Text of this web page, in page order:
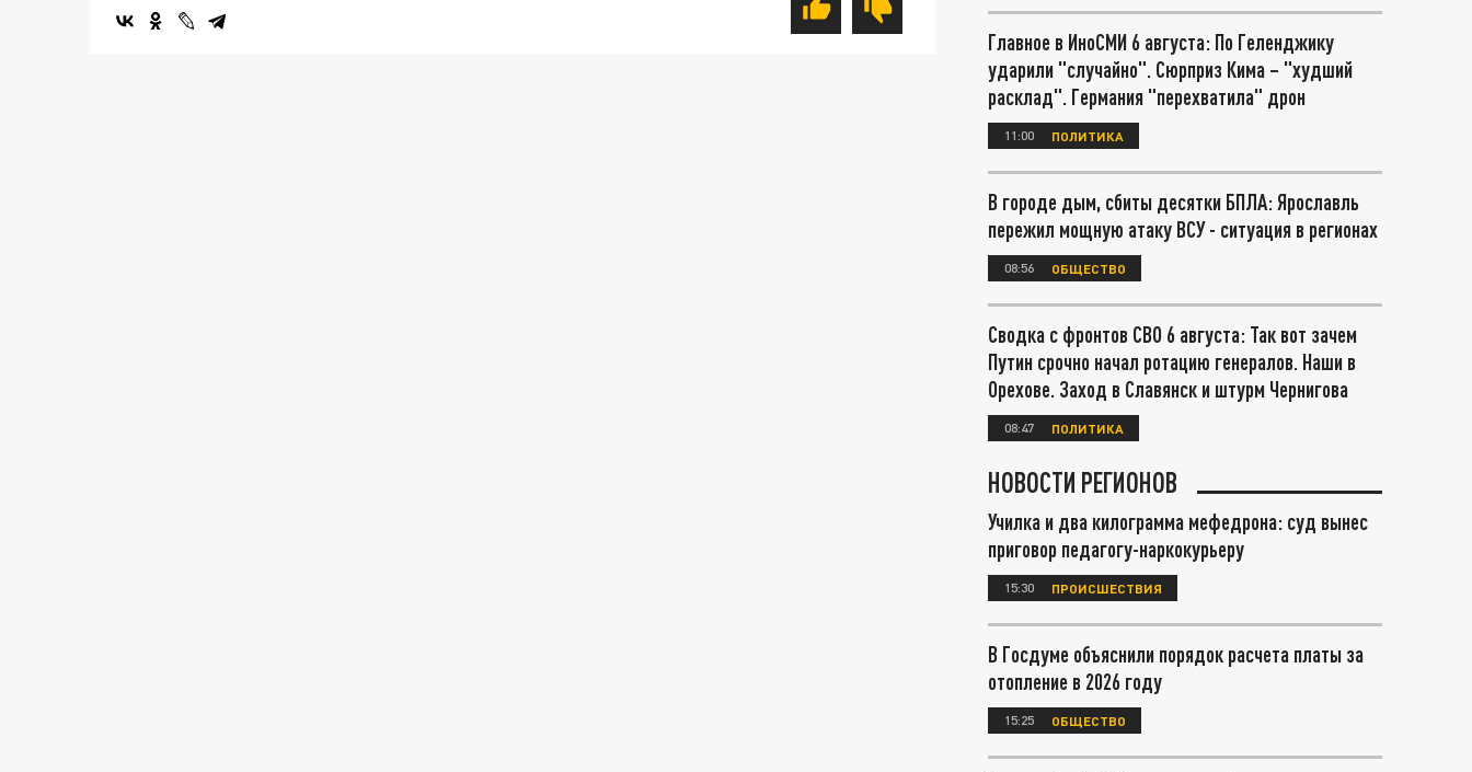
Главное в ИноСМИ 6 августа: По Геленджику
ударили "случайно". Сюрприз Кима – "худший
расклад". Германия "перехватила" дрон
11:00 ПОЛИТИКА
В городе дым, сбиты десятки БПЛА: Ярославль
пережил мощную атаку ВСУ - ситуация в регионах
08:56 ОБЩЕСТВО
Сводка с фронтов СВО 6 августа: Так вот зачем
Путин срочно начал ротацию генералов. Наши в
Орехове. Заход в Славянск и штурм Чернигова
08:47 ПОЛИТИКА
НОВОСТИ РЕГИОНОВ
Училка и два килограмма мефедрона: суд вынес
приговор педагогу-наркокурьеру
15:30 ПРОИСШЕСТВИЯ
В Госдуме объяснили порядок расчета платы за
отопление в 2026 году
15:25 ОБЩЕСТВО